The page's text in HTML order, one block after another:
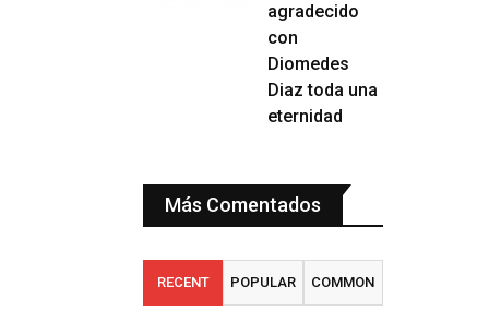
agradecido
con
Diomedes
Diaz toda una
eternidad
Más Comentados
RECENT POPULAR COMMON